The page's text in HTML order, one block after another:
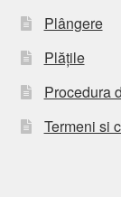
Plângere
Plățile
Procedura
Termeni si